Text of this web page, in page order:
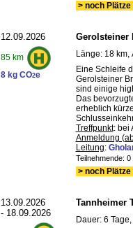
> noch
12.09.2026
85 km
8 kg CO2e
Gerolsteiner
Länge: 18 km,
Eine Schleife
Gerolsteiner
sind einige
Das
erheblich
Treffpunkt: bei
Anmeldung
Leitung:
Teilnehmende:
> noch
13.09.2026
- 18.09.2026
Tannheimer
Dauer: 6